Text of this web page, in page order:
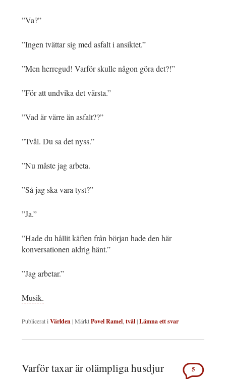
”Va?”
”Ingen tvättar sig med asfalt i ansiktet.”
”Men herregud! Varför skulle någon göra det?!”
”För att undvika det värsta.”
”Vad är värre än asfalt??”
”Tvål. Du sa det nyss.”
”Nu måste jag arbeta.
”Så jag ska vara tyst?”
”Ja.”
”Hade du hållit käften från början hade den här
konversationen aldrig hänt.”
”Jag arbetar.”
Musik.
Publicerat iVärlden|MärktPovel Ramel,tvål|Lämna ett svar
Varför taxar är olämpliga husdjur 5